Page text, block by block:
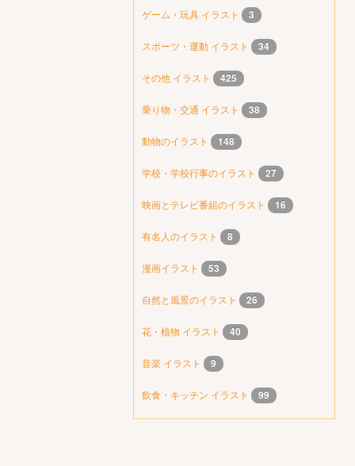
ゲーム・玩具 イラスト 3
スポーツ・運動 イラスト 34
その他 イラスト 425
乗り物・交通 イラスト 38
動物のイラスト 148
学校・学校行事のイラスト 27
映画とテレビ番組のイラスト 16
有名人のイラスト 8
漫画イラスト 53
自然と風景のイラスト 26
花・植物 イラスト 40
音楽 イラスト 9
飲食・キッチン イラスト 99